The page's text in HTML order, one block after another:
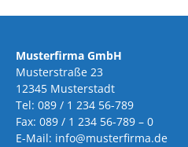
Musterfirma GmbH
Musterstraße 23
12345 Musterstadt
Tel: 089 / 1 234 56-789
Fax: 089 / 1 234 56-789 – 0
E-Mail: info@musterfirma.de